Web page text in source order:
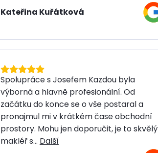
Kateřina Kuřátková
Spolupráce s Josefem Kazdou byla
výborná a hlavně profesionální. Od
začátku do konce se o vše postaral a
pronajmul mi v krátkém čase obchodní
prostory. Mohu jen doporučit, je to skvělý
makléř s... Další